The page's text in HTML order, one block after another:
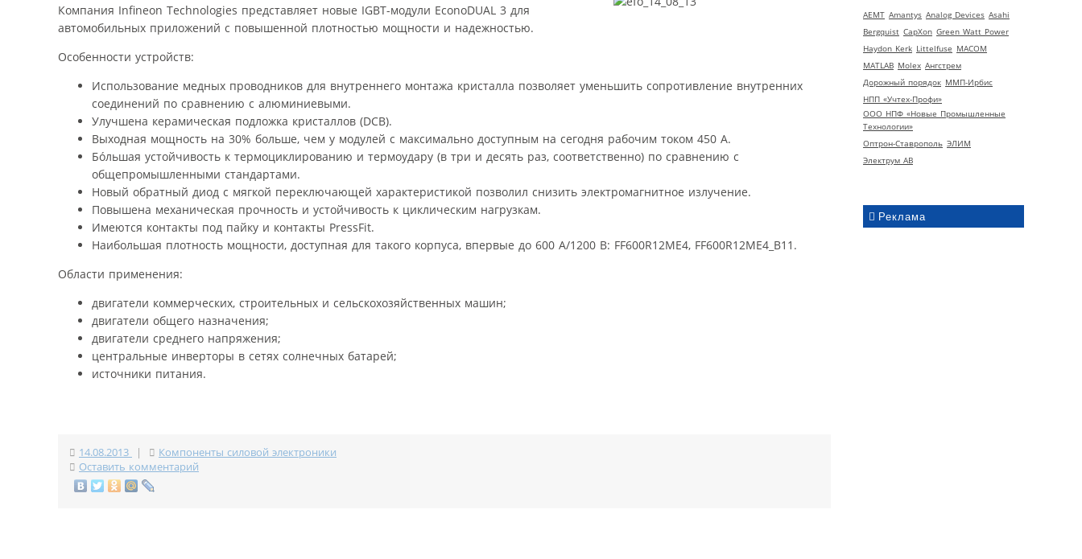
AEMT Amantys Analog Devices Asahi
Bergquist CapXon Green Watt Power
Haydon Kerk Littelfuse MACOM
MATLAB Molex Ангстрем
Дорожный порядок ММП-Ирбис
НПП «Учтех-Профи»
ООО НПФ «Новые Промышленные
Технологии»
Оптрон-Ставрополь ЭЛИМ
Электрум АВ
Реклама
Компания Infineon Technologies представляет новые IGBT-модули EconoDUAL 3 для
автомобильных приложений с повышенной плотностью мощности и надежностью.
Особенности устройств:
Использование медных проводников для внутреннего монтажа кристалла позволяет уменьшить сопротивление внутренних
соединений по сравнению с алюминиевыми.
Улучшена керамическая подложка кристаллов (DCB).
Выходная мощность на 30% больше, чем у модулей с максимально доступным на сегодня рабочим током 450 А.
Бóльшая устойчивость к термоциклированию и термоудару (в три и десять раз, соответственно) по сравнению с
общепромышленными стандартами.
Новый обратный диод с мягкой переключающей характеристикой позволил снизить электромагнитное излучение.
Повышена механическая прочность и устойчивость к циклическим нагрузкам.
Имеются контакты под пайку и контакты PressFit.
Наибольшая плотность мощности, доступная для такого корпуса, впервые до 600 А/1200 В: FF600R12ME4, FF600R12ME4_B11.
Области применения:
двигатели коммерческих, строительных и сельскохозяйственных машин;
двигатели общего назначения;
двигатели среднего напряжения;
центральные инверторы в сетях солнечных батарей;
источники питания.
14.08.2013 |
Компоненты силовой электроники
Оставить комментарий